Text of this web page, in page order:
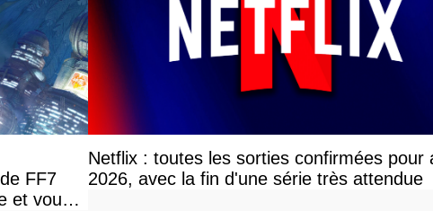
FF7
et vous
Netflix : toutes les sorties confirmées pour
2026, avec la fin d'une série très attendue